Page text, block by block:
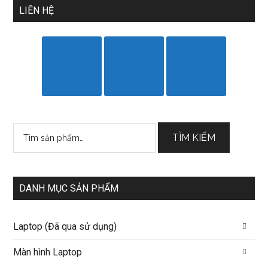
LIÊN HỆ
TÌM KIẾM
DANH MỤC SẢN PHẨM
Laptop (Đã qua sử dụng)
Màn hình Laptop